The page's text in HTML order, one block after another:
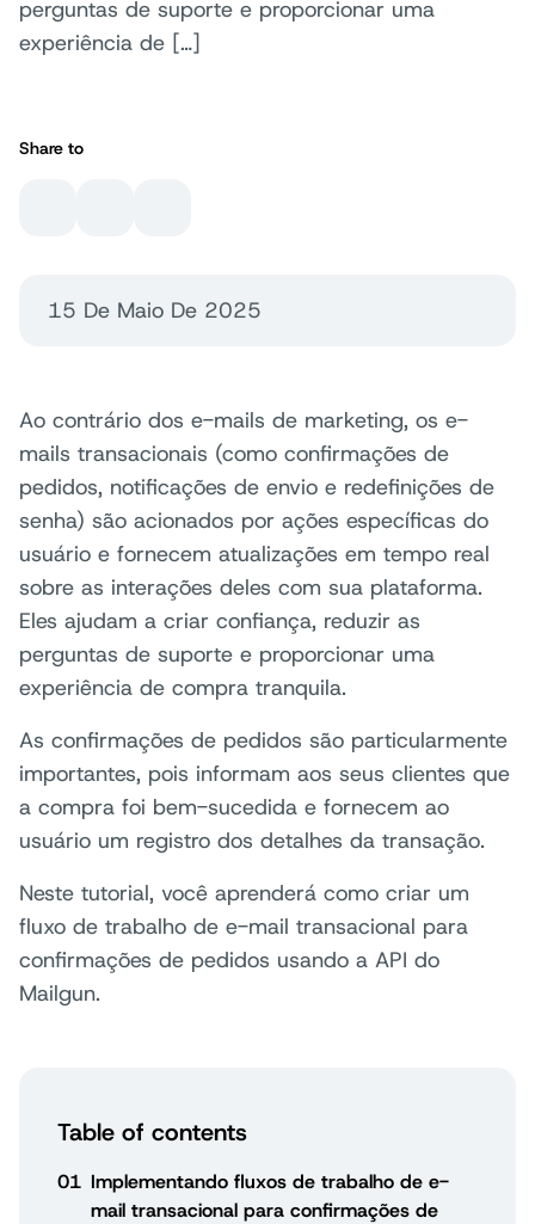
perguntas de suporte e proporcionar uma
experiência de […]
Share to
15 De Maio De 2025
Ao contrário dos e-mails de marketing, os e-
mails transacionais (como confirmações de
pedidos, notificações de envio e redefinições de
senha) são acionados por ações específicas do
usuário e fornecem atualizações em tempo real
sobre as interações deles com sua plataforma.
Eles ajudam a criar confiança, reduzir as
perguntas de suporte e proporcionar uma
experiência de compra tranquila.
As confirmações de pedidos são particularmente
importantes, pois informam aos seus clientes que
a compra foi bem-sucedida e fornecem ao
usuário um registro dos detalhes da transação.
Neste tutorial, você aprenderá como criar um
fluxo de trabalho de e-mail transacional para
confirmações de pedidos usando a API do
Mailgun.
Table of contents
01 Implementando fluxos de trabalho de e-
mail transacional para confirmações de